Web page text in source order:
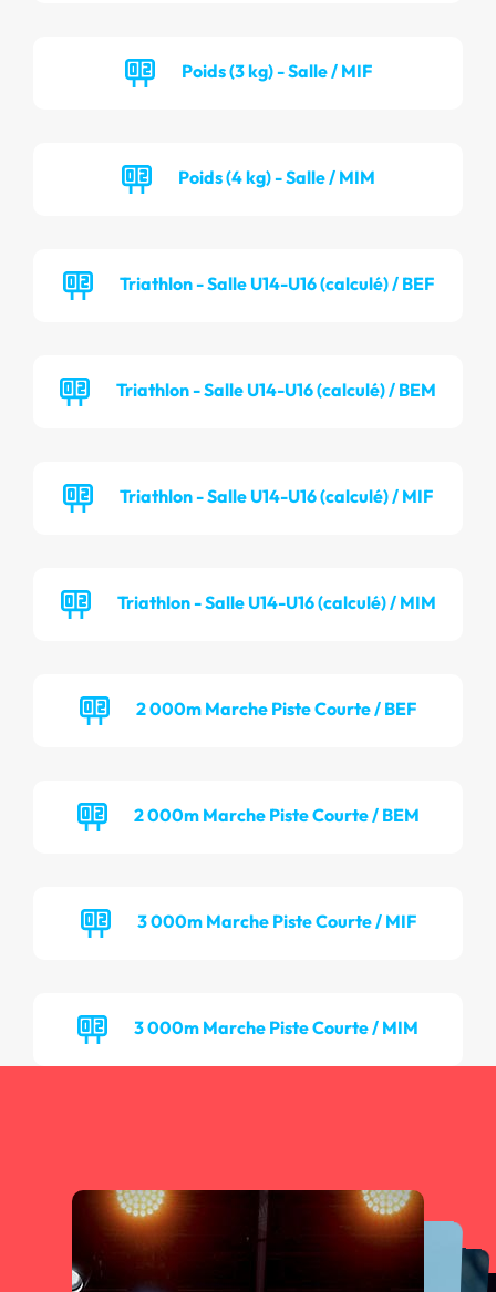
Poids (3 kg) - Salle / MIF
Poids (4 kg) - Salle / MIM
Triathlon - Salle U14-U16 (calculé) / BEF
Triathlon - Salle U14-U16 (calculé) / BEM
Triathlon - Salle U14-U16 (calculé) / MIF
Triathlon - Salle U14-U16 (calculé) / MIM
2 000m Marche Piste Courte / BEF
2 000m Marche Piste Courte / BEM
3 000m Marche Piste Courte / MIF
3 000m Marche Piste Courte / MIM